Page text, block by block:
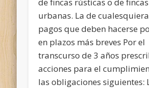
urbanas. La de
pagos que deben hacerse
en plazos más breves Por el
transcurso de 3 años
acciones para el
las obligaciones siguientes: